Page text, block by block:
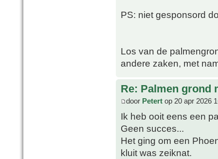
PS: niet gesponsord
Los van de
andere zaken, met
Re: Palmen grond
door Petert op 20 apr 2026
Ik heb ooit eens een
Geen succes...
Het ging om een
kluit was zeiknat.